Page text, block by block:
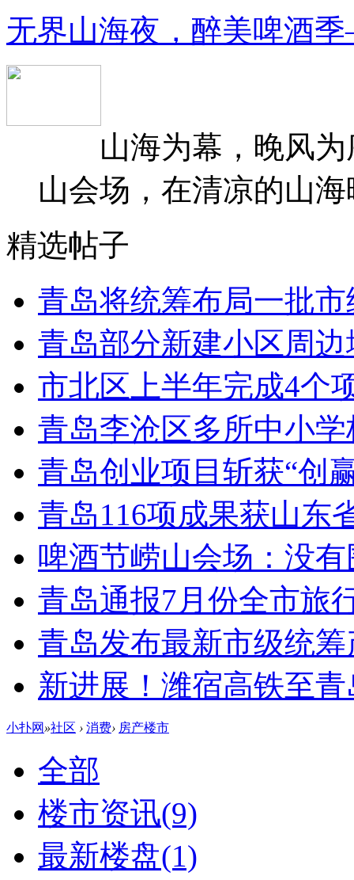
无界山海夜，醉美啤酒
山海为幕，晚风为
山会场，在清凉的山
精选帖子
青岛将统筹布局一批市
青岛部分新建小区周
市北区上半年完成4个
青岛李沧区多所中小
青岛创业项目斩获“创
青岛116项成果获山东
啤酒节崂山会场：没有
青岛通报7月份全市旅
青岛发布最新市级统
新进展！潍宿高铁至
小扑网 »社区 › 消费› 房产楼市
全部
楼市资讯(9)
最新楼盘(1)